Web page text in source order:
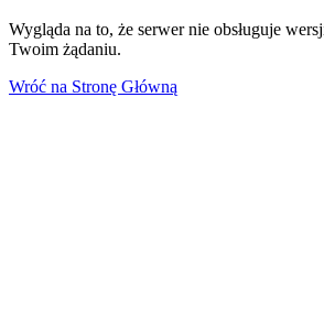
Wygląda na to, że serwer nie obsługuje
Twoim żądaniu.
Wróć na Stronę Główną